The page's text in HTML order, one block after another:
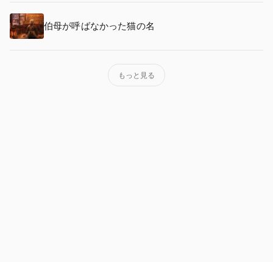
伯母が呼ばなかった猫の名
もっと見る